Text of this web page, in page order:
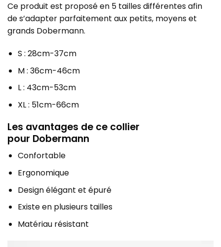
Ce produit est proposé en 5 tailles différentes afin
de s’adapter parfaitement aux petits, moyens et
grands Dobermann.
S : 28cm-37cm
M : 36cm-46cm
L : 43cm-53cm
XL : 51cm-66cm
Les avantages de ce collier
pour Dobermann
Confortable
Ergonomique
Design élégant et épuré
Existe en plusieurs tailles
Matériau résistant